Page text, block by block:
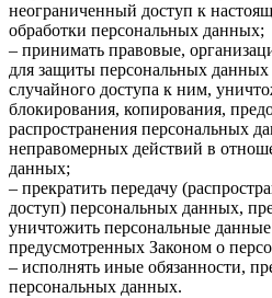
неограниченный доступ к
обработки персональных данных;
– принимать правовые,
для защиты персональных
случайного доступа к ним,
блокирования, копирования,
распространения персональных
неправомерных действий в
данных;
– прекратить передачу
доступ) персональных данных,
уничтожить персональные данные
предусмотренных Законом о
– исполнять иные обязанности,
персональных данных.